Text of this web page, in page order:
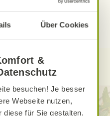
Über Cookies
&
besuchen! Je besser
Webseite nutzen,
diese für Sie gestalten.
Rezepte